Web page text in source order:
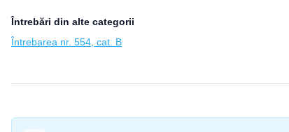
Întrebări din alte categorii
Întrebarea nr. 554, cat. B